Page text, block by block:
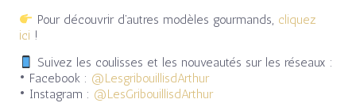
Pour découvrir d’autres modèles gourmands, cliquez
ici !
Suivez les coulisses et les nouveautés sur les réseaux :
• Facebook : @LesgribouillisdArthur
• Instagram : @LesGribouillisdArthur